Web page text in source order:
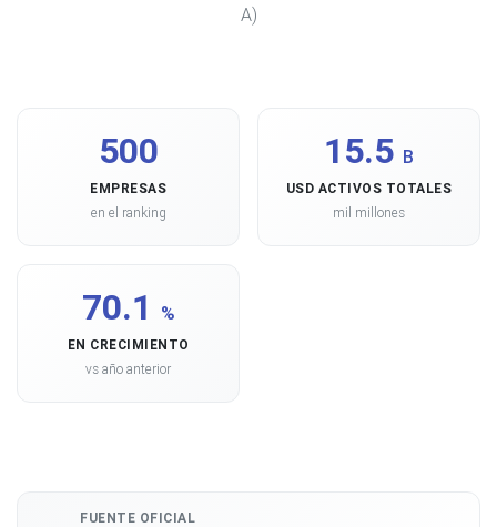
A)
500
EMPRESAS
en el ranking
15.5 B
USD ACTIVOS TOTALES
mil millones
70.1 %
EN CRECIMIENTO
vs año anterior
FUENTE OFICIAL